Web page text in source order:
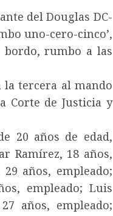
del Douglas DC-
uno-cero-cinco’,
bordo, rumbo a las
la tercera al mando
Corte de Justicia y
20 años de edad,
Ramírez, 18 años,
años, empleado;
empleado; Luis
años, empleado;